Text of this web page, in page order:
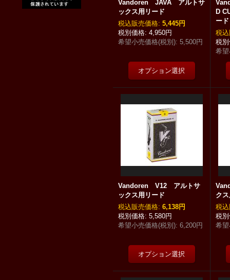
Vandoren JAVA アルトサ
ックス用リード
4,950円
税込 : 5,445円
希望小売価格(税別): 5,500円
D
ード
税込
希
Vandoren V12 アルトサ
ックス用リード
5,580円
税込 : 6,138円
希望小売価格(税別): 6,200円
ク
税込
希